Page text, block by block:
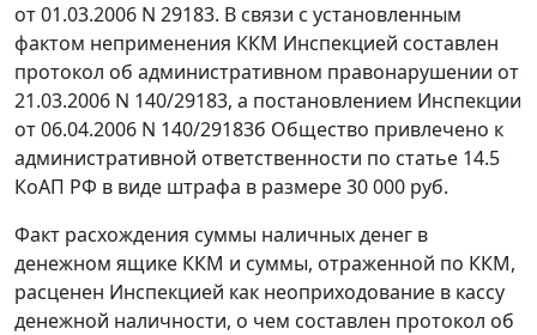
от 01.03.2006 N 29183. В связи с установленным
фактом неприменения ККМ Инспекцией составлен
протокол об административном правонарушении от
21.03.2006 N 140/29183, а постановлением Инспекции
от 06.04.2006 N 140/29183б Общество привлечено к
административной ответственности по статье 14.5
КоАП РФ в виде штрафа в размере 30 000 руб.
Факт расхождения суммы наличных денег в
денежном ящике ККМ и суммы, отраженной по ККМ,
расценен Инспекцией как неоприходование в кассу
денежной наличности, о чем составлен протокол об